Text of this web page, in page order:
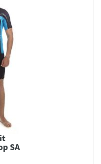
SA